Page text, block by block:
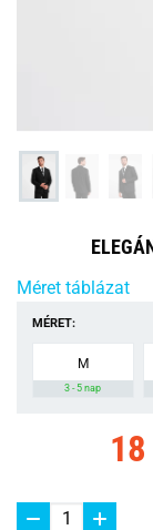
Méret táblázat
MÉRET:
M
3 - 5 nap